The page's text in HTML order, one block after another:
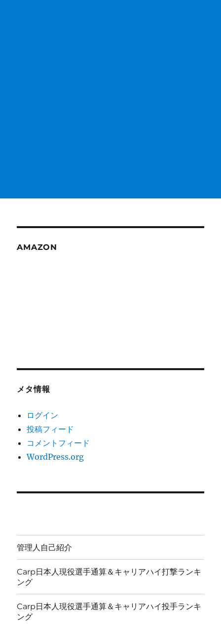
AMAZON
メタ情報
ログイン
投稿フィード
コメントフィード
WordPress.org
管理人自己紹介
Carp日本人現役選手通算＆キャリアハイ打撃ランキ
ング
Carp日本人現役選手通算＆キャリアハイ投手ランキ
ング